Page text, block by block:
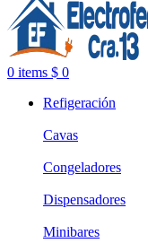
0 items $ 0
Refigeración
Cavas
Congeladores
Dispensadores
Minibares